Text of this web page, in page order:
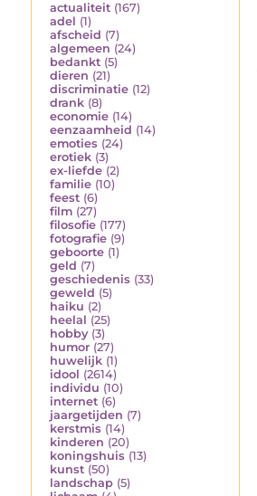
actualiteit (167)
adel (1)
afscheid (7)
algemeen (24)
bedankt (5)
dieren (21)
discriminatie (12)
drank (8)
economie (14)
eenzaamheid (14)
emoties (24)
erotiek (3)
ex-liefde (2)
familie (10)
feest (6)
film (27)
filosofie (177)
fotografie (9)
geboorte (1)
geld (7)
geschiedenis (33)
geweld (5)
haiku (2)
heelal (25)
hobby (3)
humor (27)
huwelijk (1)
idool (2614)
individu (10)
internet (6)
jaargetijden (7)
kerstmis (14)
kinderen (20)
koningshuis (13)
kunst (50)
landschap (5)